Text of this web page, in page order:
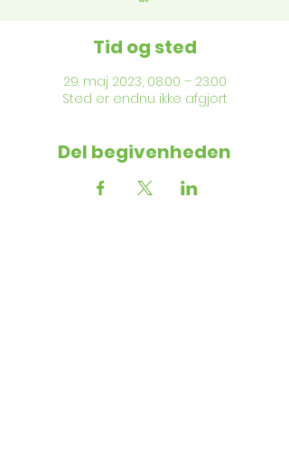
Tid og sted
29. maj 2023, 08.00 – 23.00
Sted er endnu ikke afgjort
Del begivenheden